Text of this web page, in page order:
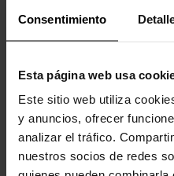
Consentimiento
Esta página web usa
Este sitio web utiliza
y anuncios, ofrecer
analizar el tráfico.
nuestros socios de redes
Los clientes que
producto
-20%